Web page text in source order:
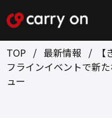
TOP 最新情報
フラインイベントで新
ュー